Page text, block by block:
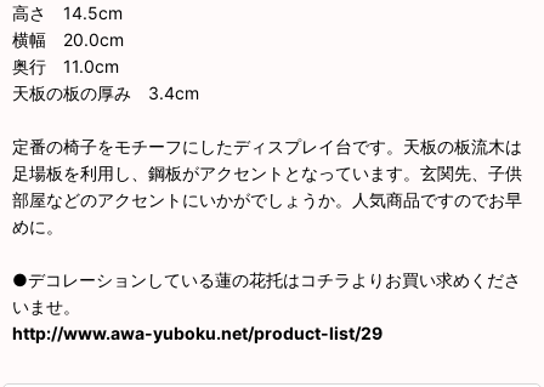
高さ 14.5cm
横幅 20.0cm
奥行 11.0cm
天板の板の厚み 3.4cm
定番の椅子をモチーフにしたディスプレイ台です。天板の板流木は
足場板を利用し、鋼板がアクセントとなっています。玄関先、子供
部屋などのアクセントにいかがでしょうか。人気商品ですのでお早
めに。
●デコレーションしている蓮の花托はコチラよりお買い求めくださ
いませ。
http://www.awa-yuboku.net/product-list/29